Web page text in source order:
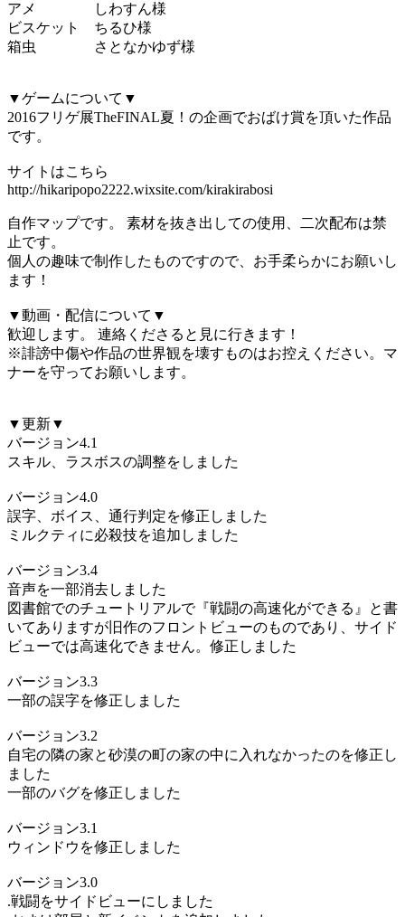
アメ しわすん様
ビスケット ちるひ様
箱虫 さとなかゆず様
▼ゲームについて▼
2016フリゲ展TheFINAL夏！の企画でおばけ賞を頂いた作品
です。
サイトはこちら
http://hikaripopo2222.wixsite.com/kirakirabosi
自作マップです。 素材を抜き出しての使用、二次配布は禁
止です。
個人の趣味で制作したものですので、お手柔らかにお願いし
ます！
▼動画・配信について▼
歓迎します。 連絡くださると見に行きます！
※誹謗中傷や作品の世界観を壊すものはお控えください。マ
ナーを守ってお願いします。
▼更新▼
バージョン4.1
スキル、ラスボスの調整をしました
バージョン4.0
誤字、ボイス、通行判定を修正しました
ミルクティに必殺技を追加しました
バージョン3.4
音声を一部消去しました
図書館でのチュートリアルで『戦闘の高速化ができる』と書
いてありますが旧作のフロントビューのものであり、サイド
ビューでは高速化できません。修正しました
バージョン3.3
一部の誤字を修正しました
バージョン3.2
自宅の隣の家と砂漠の町の家の中に入れなかったのを修正し
ました
一部のバグを修正しました
バージョン3.1
ウィンドウを修正しました
バージョン3.0
.戦闘をサイドビューにしました